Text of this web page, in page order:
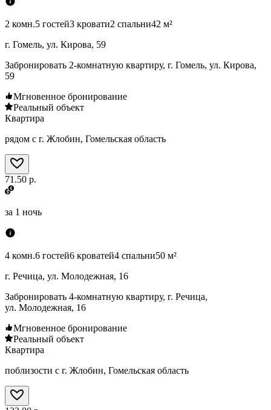
2 комн.5 гостей3 кровати2 спальни42 м²
г. Гомель, ул. Кирова, 59
Забронировать 2-комнатную квартиру, г. Гомель, ул. Кирова,
59
Мгновенное бронирование
Реальный объект
Квартира
рядом с г. Жлобин, Гомельская область
71.50 р.
за 1 ночь
4 комн.6 гостей6 кроватей4 спальни50 м²
г. Речица, ул. Молодежная, 16
Забронировать 4-комнатную квартиру, г. Речица,
ул. Молодежная, 16
Мгновенное бронирование
Реальный объект
Квартира
поблизости с г. Жлобин, Гомельская область